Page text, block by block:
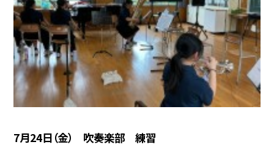
7月24日（金） 吹奏楽部 練習